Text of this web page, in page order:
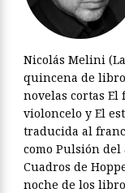
Nicolás Melini
quincena de
novelas cortas El
violoncelo y El
traducida al
como Pulsión del
Cuadros de
noche de los